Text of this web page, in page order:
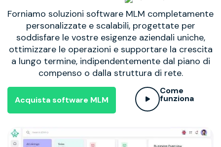
Forniamo soluzioni software MLM completamente
personalizzate e scalabili, progettate per
soddisfare le vostre esigenze aziendali uniche,
ottimizzare le operazioni e supportare la crescita
a lungo termine, indipendentemente dal piano di
compenso o dalla struttura di rete.
Acquista software MLM
Come
funziona